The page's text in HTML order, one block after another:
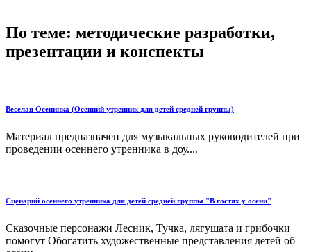
По теме: методические разработки,
презентации и конспекты
Веселая Осенинка (Осенний утренник для детей средней группы)
Материал предназначен для музыкальных руководителей при
проведении осеннего утренника в доу....
Сценарий осеннего утренника для детей средней группы "В гостях у осени"
Сказочные персонажи Лесник, Тучка, лягушата и грибочки
помогут Обогатить художественные представления детей об